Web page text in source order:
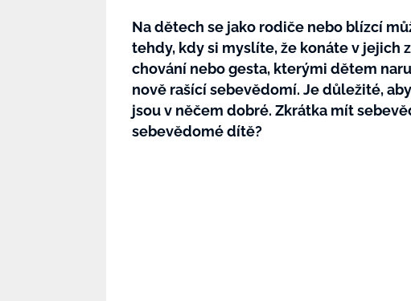
Na dětech se jako rodiče nebo blízcí
tehdy, kdy si myslíte, že konáte v jejich
chování nebo gesta, kterými dětem
nově rašící sebevědomí. Je důležité,
jsou v něčem dobré. Zkrátka mít
sebevědomé dítě?